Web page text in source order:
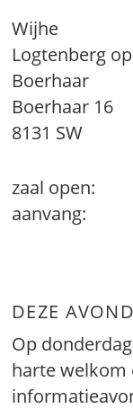
Wijhe
Logtenberg
Boerhaar
Boerhaar 16
8131 SW
zaal open:
aanvang:
DEZE
Op
harte welkom